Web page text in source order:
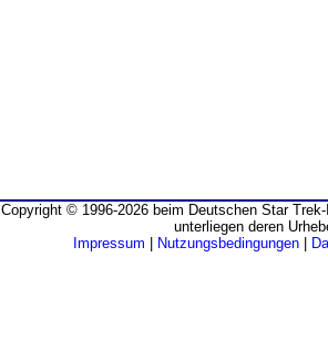
Copyright © 1996-2026 beim Deutschen Star
unterliegen deren
Impressum
Nutzungsbedingungen